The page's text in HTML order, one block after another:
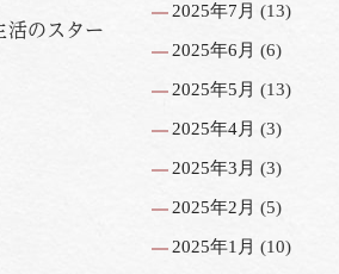
活のスター
2025年7月 (13)
2025年6月 (6)
2025年5月 (13)
2025年4月 (3)
2025年3月 (3)
2025年2月 (5)
2025年1月 (10)